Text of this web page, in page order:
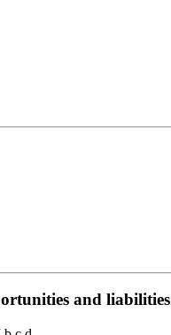
and liabilities